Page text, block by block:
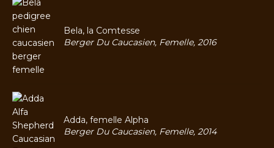
Bela, la Comtesse
Berger Du Caucasien, Femelle, 2016
Adda, femelle Alpha
Berger Du Caucasien, Femelle, 2014